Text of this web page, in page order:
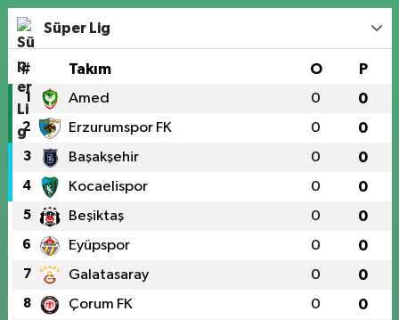
Süper Lig
# Takım O P
1 Amed 0 0
2 Erzurumspor FK 0 0
3 Başakşehir 0 0
4 Kocaelispor 0 0
5 Beşiktaş 0 0
6 Eyüpspor 0 0
7 Galatasaray 0 0
8 Çorum FK 0 0